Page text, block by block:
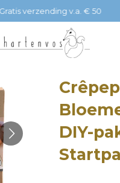
Gratis verzending v.a. € 50
DIY-